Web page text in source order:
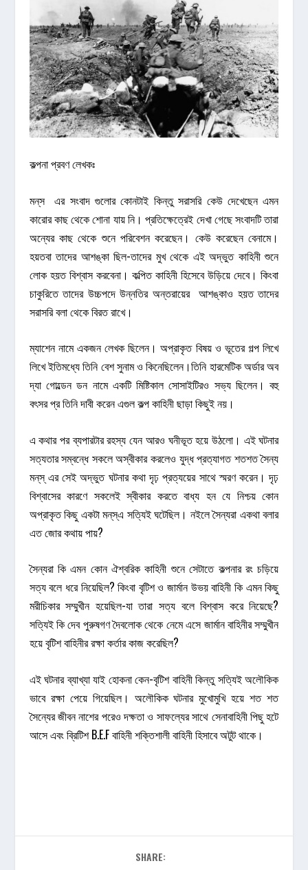
কল্পনা প্রবণ লেখকঃ
মন্‌স এর সংবাদ গুলোর কোনটাই কিন্তু সরাসরি কেউ দেখেছেন এমন
কারোর কাছ থেকে শোনা যায় নি। প্রতিক্ষেত্রেই দেখা গেছে সংবাদটি তারা
অন্যের কাছ থেকে শুনে পরিবেশন করেছেন। কেউ করেছেন বেনামে।
হয়তবা তাদের আশঙ্কা ছিল-তাদের মুখ থেকে এই অদ্ভুত কাহিনী শুনে
লোক হয়ত বিশ্বাস করবেনা। কল্পিত কাহিনী হিসেবে উড়িয়ে দেবে। কিংবা
চাকুরিতে তাদের উচ্চপদে উন্নতির অন্তরায়ের আশঙ্কাও হয়ত তাদের
সরাসরি বলা থেকে বিরত রাখে।
ম্যাশেন নামে একজন লেখক ছিলেন। অপ্রাকৃত বিষয় ও ভূতের গল্প লিখে
লিখে ইতিমধ্যে তিনি বেশ সুনাম ও কিনেছিলেন।তিনি হারমেটিক অর্ডার অব
দ্যা গোল্ডেন ডন নামে একটি মিষ্টিকাল সোসাইটিরও সভ্য ছিলেন। বহু
বৎসর প্র তিনি দাবী করেন এগুল কল্প কাহিনী ছাড়া কিছুই নয়।
এ কথার পর ব্যপারটার রহস্য যেন আরও ঘনীভূত হয়ে উঠলো। এই ঘটনার
সত্যতার সম্বন্ধে সকলে অস্বীকার করলেও যুদ্ধ প্রত্যাগত শতশত সৈন্য
মন্‌স্‌ এর সেই অদ্ভুত ঘটনার কথা দৃঢ় প্রত্যয়ের সাথে স্মরণ করেন। দৃঢ়
বিশ্বাসের কারণে সকলেই স্বীকার করতে বাধ্য হন যে নিশ্চয় কোন
অপ্রাকৃত কিছু একটা মন্‌স্‌এ সত্যিই ঘটেছিল। নইলে সৈন্যরা একথা বলার
এত জোর কথায় পায়?
সৈন্যরা কি এমন কোন ঐশ্বরিক কাহিনী শুনে সেটাতে কল্পনার রং চড়িয়ে
সত্য বলে ধরে নিয়েছিল? কিংবা বৃটিশ ও জার্মান উভয় বাহিনী কি এমন কিছু
মরীচিকার সম্মুখীন হয়েছিল-যা তারা সত্য বলে বিশ্বাস করে নিয়েছে?
সত্যিই কি দেব পুরুষগণ দৈবলোক থেকে নেমে এসে জার্মান বাহিনীর সম্মুখীন
হয়ে বৃটিশ বাহিনীর রক্ষা কর্তার কাজ করেছিল?
এই ঘটনার ব্যাখ্যা যাই হোকনা কেন-বৃটিশ বাহিনী কিন্তু সত্যিই অলৌকিক
ভাবে রক্ষা পেয়ে গিয়েছিল। অলৌকিক ঘটনার মুখোমুখি হয়ে শত শত
সৈন্যের জীবন নাশের পরেও দক্ষতা ও সাফল্যের সাথে সেনাবাহিনী পিছু হটে
আসে এবং ব্রিটিশ B.E.F বাহিনী শক্তিশালী বাহিনী হিসাবে অটুট থাকে।
SHARE: